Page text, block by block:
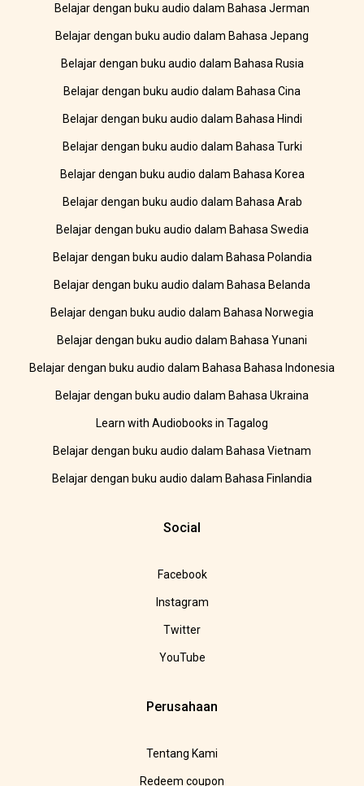
Belajar dengan buku audio dalam Bahasa Jerman
Belajar dengan buku audio dalam Bahasa Jepang
Belajar dengan buku audio dalam Bahasa Rusia
Belajar dengan buku audio dalam Bahasa Cina
Belajar dengan buku audio dalam Bahasa Hindi
Belajar dengan buku audio dalam Bahasa Turki
Belajar dengan buku audio dalam Bahasa Korea
Belajar dengan buku audio dalam Bahasa Arab
Belajar dengan buku audio dalam Bahasa Swedia
Belajar dengan buku audio dalam Bahasa Polandia
Belajar dengan buku audio dalam Bahasa Belanda
Belajar dengan buku audio dalam Bahasa Norwegia
Belajar dengan buku audio dalam Bahasa Yunani
Belajar dengan buku audio dalam Bahasa Bahasa Indonesia
Belajar dengan buku audio dalam Bahasa Ukraina
Learn with Audiobooks in Tagalog
Belajar dengan buku audio dalam Bahasa Vietnam
Belajar dengan buku audio dalam Bahasa Finlandia
Social
Facebook
Instagram
Twitter
YouTube
Perusahaan
Tentang Kami
Redeem coupon